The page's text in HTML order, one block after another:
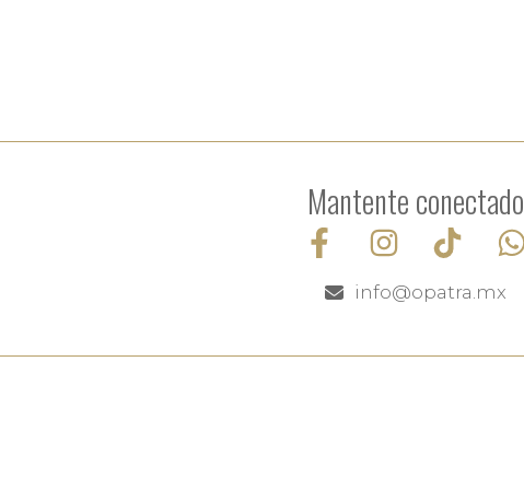
Mantente conectado
info@opatra.mx